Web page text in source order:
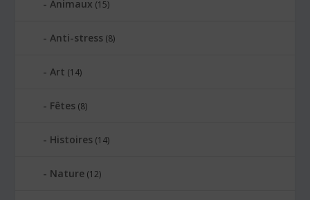
Animaux (15)
Anti-stress (8)
Art (14)
Fêtes (8)
Histoires (14)
Nature (12)